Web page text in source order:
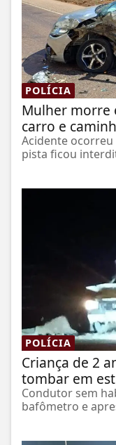
POLÍCIA
Mulher morre
carro e
Acidente ocorreu
pista ficou
POLÍCIA
Criança de 2
tombar em
Condutor sem
bafômetro e